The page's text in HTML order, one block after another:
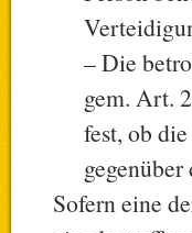
– Die
gem. Art.
fest, ob
Sofern eine